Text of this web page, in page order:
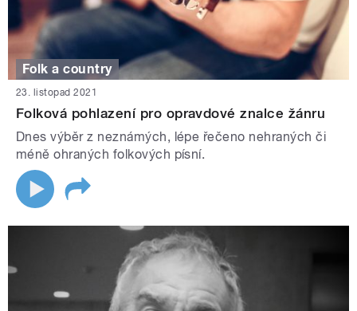
Folk a country
23. listopad 2021
Folková pohlazení pro opravdové znalce žánru
Dnes výběr z neznámých, lépe řečeno nehraných či
méně ohraných folkových písní.